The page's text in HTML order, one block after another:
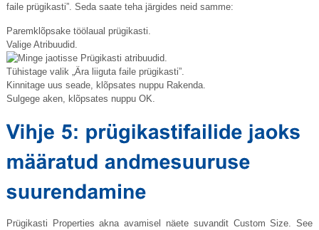
faile prügikasti”. Seda saate teha järgides neid samme:
Paremklõpsake töölaual prügikasti.
Valige Atribuudid.
Tühistage valik „Ära liiguta faile prügikasti”.
Kinnitage uus seade, klõpsates nuppu Rakenda.
Sulgege aken, klõpsates nuppu OK.
Prügikasti Properties akna avamisel näete suvandit Custom Size. See